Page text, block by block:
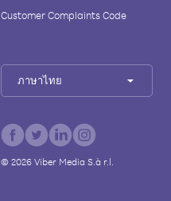
Customer Complaints Code
ภาษาไทย
© 2026Viber Media S.à r.l.